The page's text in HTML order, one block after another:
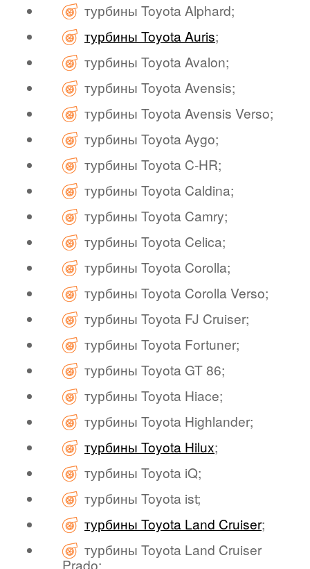
турбины Toyota Alphard;
турбины Toyota Auris;
турбины Toyota Avalon;
турбины Toyota Avensis;
турбины Toyota Avensis Verso;
турбины Toyota Aygo;
турбины Toyota C-HR;
турбины Toyota Caldina;
турбины Toyota Camry;
турбины Toyota Celica;
турбины Toyota Corolla;
турбины Toyota Corolla Verso;
турбины Toyota FJ Cruiser;
турбины Toyota Fortuner;
турбины Toyota GT 86;
турбины Toyota Hiace;
турбины Toyota Highlander;
турбины Toyota Hilux;
турбины Toyota iQ;
турбины Toyota ist;
турбины Toyota Land Cruiser;
турбины Toyota Land Cruiser
Prado;